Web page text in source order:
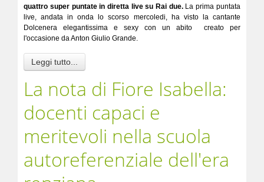
quattro super puntate in diretta live su Rai due.La prima puntata
live, andata in onda lo scorso mercoledi, ha visto la cantante
Dolcenera elegantissima e sexy con un abito creato per
l'occasione da Anton Giulio Grande.
Leggi tutto...
La nota di Fiore Isabella:
docenti capaci e
meritevoli nella scuola
autoreferenziale dell'era